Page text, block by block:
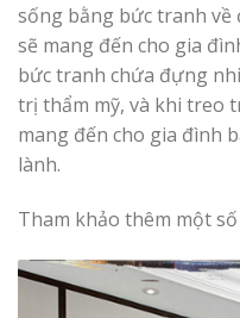
sống bằng bức tranh
sẽ mang đến cho gia
bức tranh chứa đựng
trị thẩm mỹ, và khi treo
mang đến cho gia đình
lành.
Tham khảo thêm một